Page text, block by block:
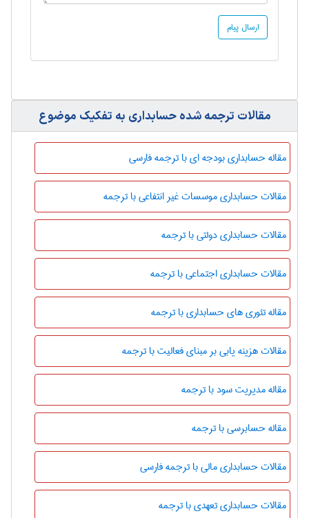
مقالات ترجمه شده حسابداری به تفکیک موضوع
مقاله حسابداری بودجه ای با ترجمه فارسی
مقالات حسابداری موسسات غیر انتفاعی با ترجمه
مقالات حسابداری دولتی با ترجمه
مقالات حسابداری اجتماعی با ترجمه
مقاله تئوری های حسابداری با ترجمه
مقالات هزینه یابی بر مبنای فعالیت با ترجمه
مقاله مدیریت سود با ترجمه
مقاله حسابرسی با ترجمه
مقالات حسابداری مالی با ترجمه فارسی
مقالات حسابداری تعهدی با ترجمه